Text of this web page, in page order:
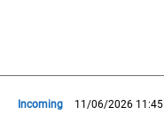
Incoming 11/06/2026 11:45